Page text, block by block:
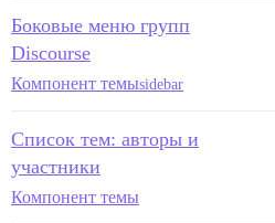
Боковые меню групп
Discourse
Компонент темыsidebar
Список тем: авторы и
участники
Компонент темы